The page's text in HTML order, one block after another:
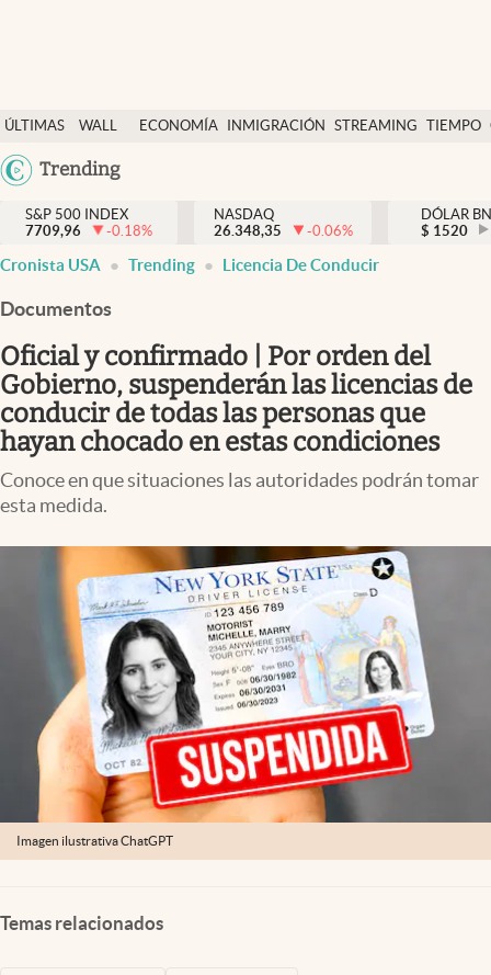
ÚLTIMAS
NOTICIAS
WALL
DÓLAR
ECONOMÍA INMIGRACIÓN STREAMING TIEMPO
México
Trending
Finanzas y economía
Wall Street y dólar
Inmigración
Espiritual
Streaming
PC y mobile
Lifestyle
S&P 500 INDEX
7709,96
-0.18%
NASDAQ
26.348,35
-0.06%
DÓLAR
$ 1520
Cronista USA Trending Licencia De Conducir
Documentos
Oficial y confirmado | Por orden del
Gobierno, suspenderán las licencias de
conducir de todas las personas que
hayan chocado en estas condiciones
Conoce en que situaciones las autoridades podrán tomar
esta medida.
Imagen ilustrativa ChatGPT
Temas relacionados